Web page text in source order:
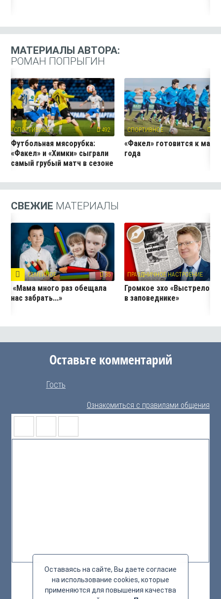
МАТЕРИАЛЫ АВТОРА:
РОМАН ПОПРЫГИН
СПОРТИВНОЕ 492
Футбольная мясорубка:
«Факел» и «Химки» сыграли
самый грубый матч в сезоне
СПОРТИВНОЕ
«Факел» готовится к
года
СВЕЖИЕ МАТЕРИАЛЫ
СЕМЕЙНОЕ 35
«Мама много раз обещала
нас забрать...»
ПРАЗДНИЧНОЕ НАСТРОЕНИЕ
Громкое эхо «Выстрелов
в заповеднике»
Оставьте комментарий
Гость
Ознакомиться с правилами общения
Оставаясь на сайте, Вы даете согласие
на использование cookies, которые
применяются для повышения качества